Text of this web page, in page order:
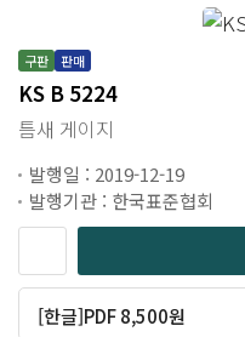
구판 판매
KS B 5224
틈새 게이지
발행일 : 2019-12-19
발행기관 : 한국표준협회
[한글]PDF 8,500원